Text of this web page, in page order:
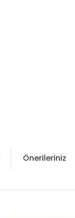
Önerileriniz